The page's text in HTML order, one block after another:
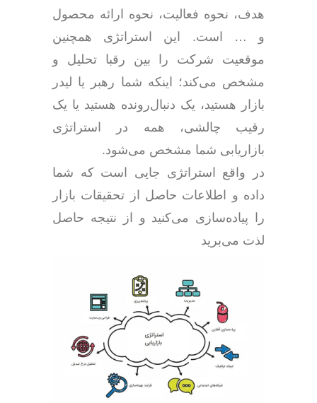
هدف، نحوه فعالیت، نحوه ارائه محصول
و … است. این استراتژی همچنین
موقعیت شرکت را بین رقبا تحلیل و
مشخص می‌کند؛ اینکه شما رهبر یا لیدر
بازار هستید، یک دنبال‌رونده هستید یا یک
رقیب چالشی، همه در استراتژی
بازاریابی شما مشخص می‌شود.
در واقع استراتژی جایی است که شما
داده و اطلاعات حاصل از تحقیقات بازار
را پیاده‌سازی می‌کنید و از نتیجه حاصل
لذت می‌برید